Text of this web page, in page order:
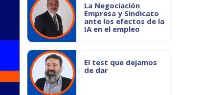
La Negociación
Empresa y Sindicato
ante los efectos de la
IA en el empleo
El test que dejamos
de dar